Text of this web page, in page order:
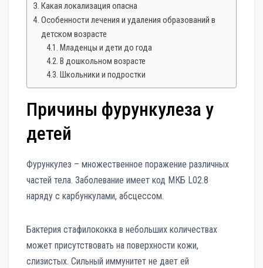
Какая локализация опасна
Особенности лечения и удаления образований в
детском возрасте
Младенцы и дети до года
В дошкольном возрасте
Школьники и подростки
Причины фурункулеза у
детей
Фурункулез – множественное поражение различных
частей тела. Заболевание имеет код МКБ L02.8
наряду с карбункулами, абсцессом.
Бактерия стафилококка в небольших количествах
может присутствовать на поверхности кожи,
слизистых. Сильный иммунитет не дает ей